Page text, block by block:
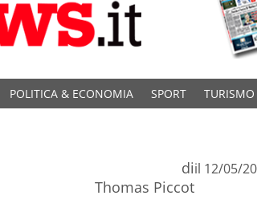
POLITICA & ECONOMIA SPORT
di
Thomas Piccot
il 12/05/